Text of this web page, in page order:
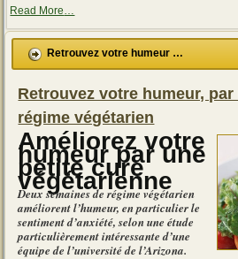
Read More
vendeuses
d’herbes
médicinales
et
…
Retrouvez votre humeur …
Retrouvez votre humeur, par
régime végétarien
Améliorez votre
humeur par une
petite cure
végétarienne
Deux semaines de régime végétarien
améliorent l’humeur, en particulier le
sentiment d’anxiété, selon une étude
particulièrement intéressante d’une
équipe de l’université de l’Arizona.